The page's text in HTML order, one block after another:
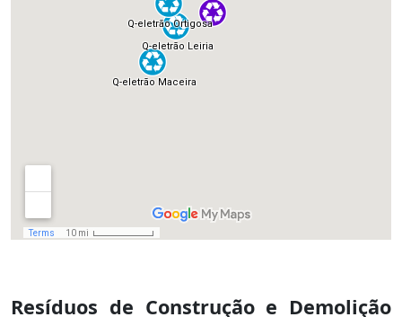
Resíduos de Construção e Demolição